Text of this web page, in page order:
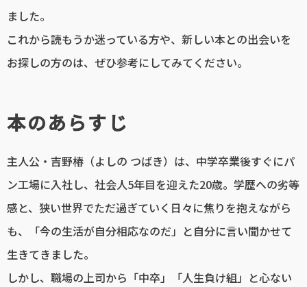
ました。
これから読もうか迷っている方や、新しい本との出会いを
お探しの方のは、ぜひ参考にしてみてください。
本のあらすじ
主人公・吉野椿（よしの つばき）は、中学卒業後すぐにパ
ン工場に入社し、社会人5年目を迎えた20歳。学歴への劣等
感と、狭い世界でただ過ぎていく日々に焦りを抱えながら
も、「今の生活が自分相応なのだ」と自分に言い聞かせて
生きてきました。
しかし、職場の上司から「中卒」「人生負け組」と心ない